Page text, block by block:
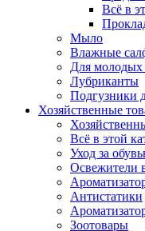
Всё в
Мыло
Влажные
Для
Лубриканты
Подгузники
Хозяйственные
Всё в этой
Уход за
Освежители
Антистатики
Зоотовары